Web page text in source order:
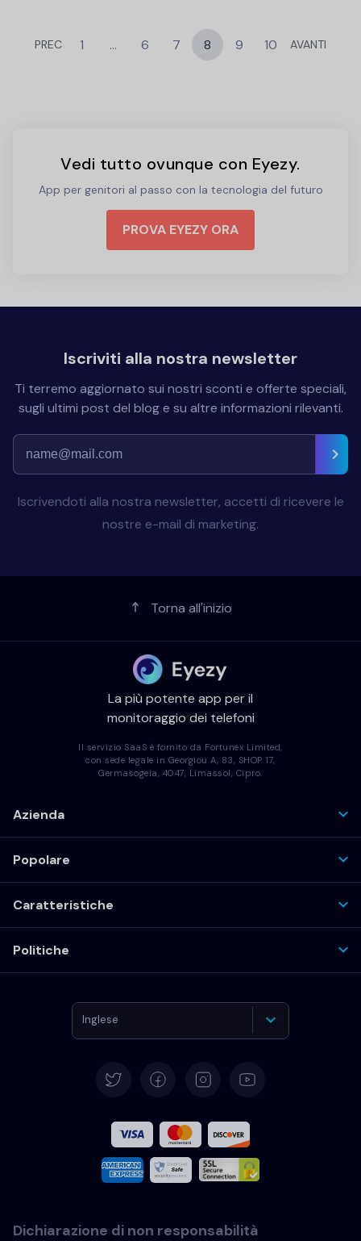
PREC 1 … 6 7 8 9 10 AVANTI
Vedi tutto ovunque con Eyezy.
App per genitori al passo con la tecnologia del futuro
PROVA EYEZY ORA
Iscriviti alla nostra newsletter
Ti terremo aggiornato sui nostri sconti e offerte speciali,
sugli ultimi post del blog e su altre informazioni rilevanti.
Iscrivendoti alla nostra newsletter, accetti di ricevere le
nostre e-mail di marketing.
Torna all'inizio
La più potente app per il
monitoraggio dei telefoni
Il servizio SaaS è fornito da Fortunex Limited,
con sede legale in Georgiou A, 83, SHOP 17,
Germasogeia, 4047, Limassol, Cipro.
Azienda
Popolare
Caratteristiche
Politiche
Inglese
Francese
Italiano
Portoghese
Dichiarazione di non responsabilità